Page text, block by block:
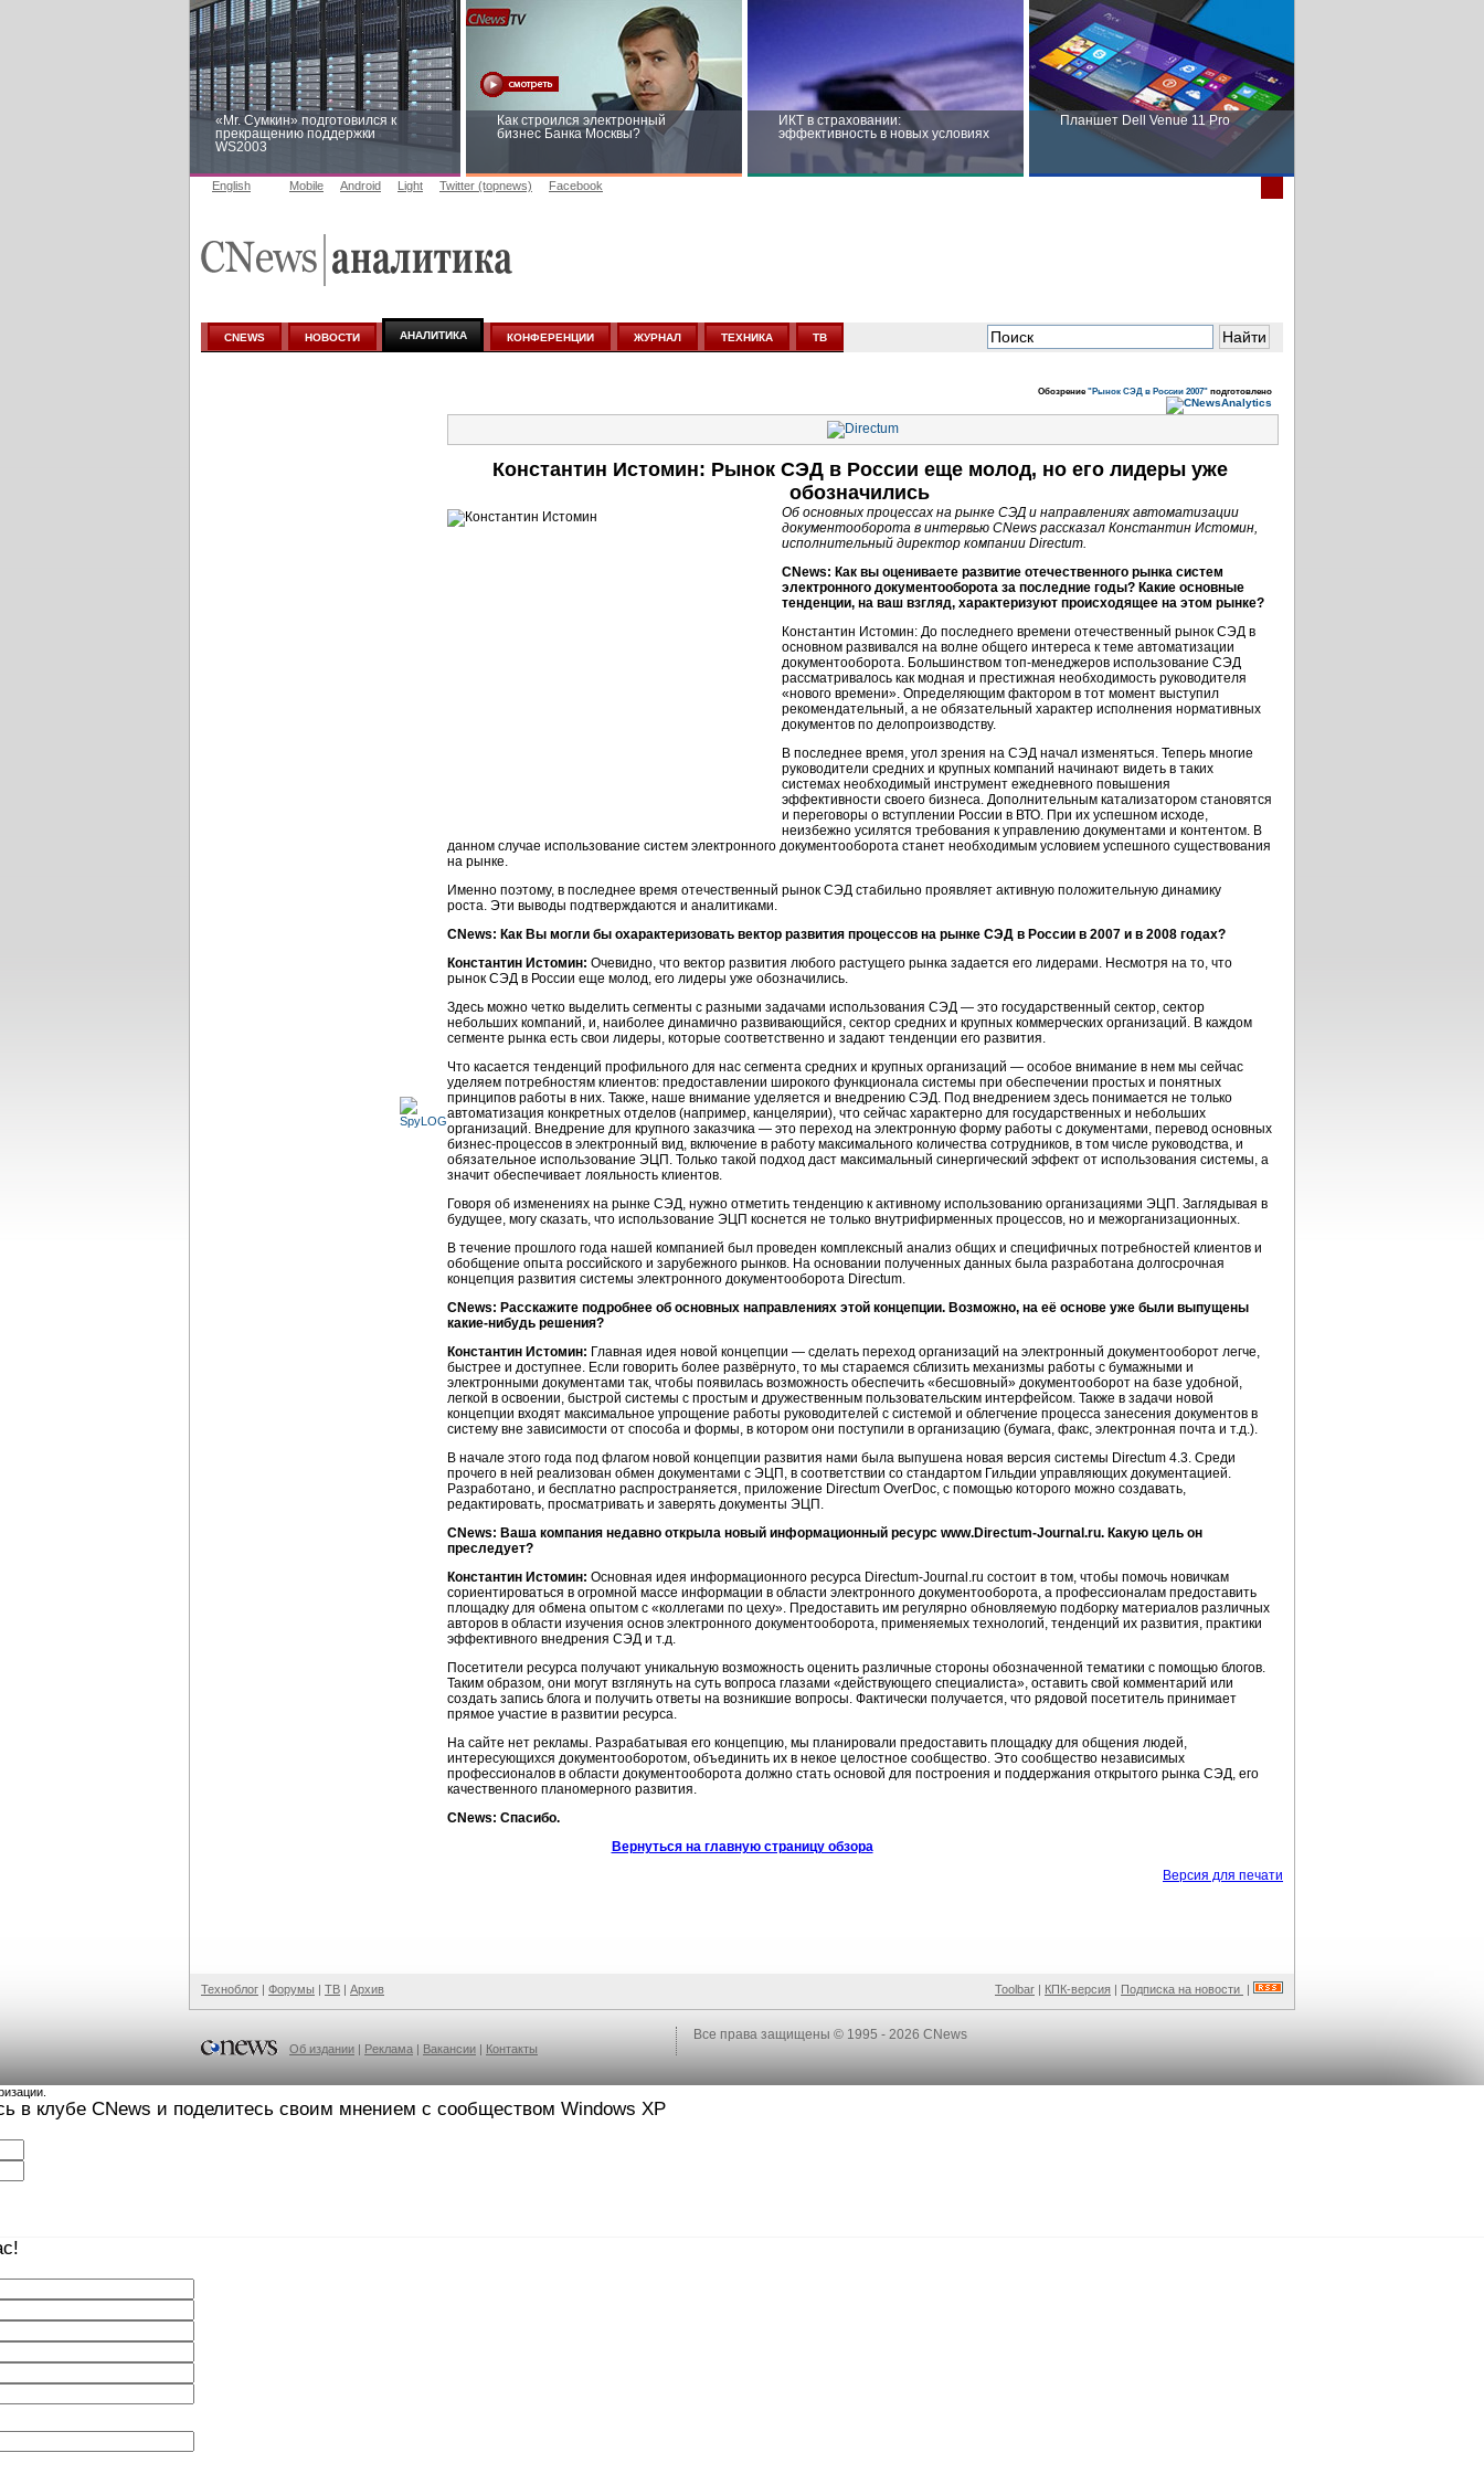
«Mr. Сумкин» подготовился к
прекращению поддержки
WS2003
Как строился электронный
бизнес Банка Москвы?
ИКТ в страховании:
эффективность в новых условиях
Планшет Dell Venue 11 Pro
аналитике
новых условиях
English Mobile Android Light Twitter (topnews) Facebook
CNEWS НОВОСТИ АНАЛИТИКА КОНФЕРЕНЦИИ ЖУРНАЛ ТЕХНИКА ТВ
Обозрение"Рынок СЭД в России 2007" подготовлено
Константин Истомин: Рынок СЭД в России еще молод, но его лидеры уже
обозначились
Об основных процессах на рынке СЭД и направлениях автоматизации
документооборота в интервью CNews рассказал Константин Истомин,
исполнительный директор компании Directum.
CNews: Как вы оцениваете развитие отечественного рынка систем
электронного документооборота за последние годы? Какие основные
тенденции, на ваш взгляд, характеризуют происходящее на этом рынке?
Константин Истомин: До последнего времени отечественный рынок СЭД в
основном развивался на волне общего интереса к теме автоматизации
документооборота. Большинством топ-менеджеров использование СЭД
рассматривалось как модная и престижная необходимость руководителя
«нового времени». Определяющим фактором в тот момент выступил
рекомендательный, а не обязательный характер исполнения нормативных
документов по делопроизводству.
В последнее время, угол зрения на СЭД начал изменяться. Теперь многие
руководители средних и крупных компаний начинают видеть в таких
системах необходимый инструмент ежедневного повышения
эффективности своего бизнеса. Дополнительным катализатором становятся
и переговоры о вступлении России в ВТО. При их успешном исходе,
неизбежно усилятся требования к управлению документами и контентом. В
данном случае использование систем электронного документооборота станет необходимым условием успешного существования
на рынке.
Именно поэтому, в последнее время отечественный рынок СЭД стабильно проявляет активную положительную динамику
роста. Эти выводы подтверждаются и аналитиками.
CNews: Как Вы могли бы охарактеризовать вектор развития процессов на рынке СЭД в России в 2007 и в 2008 годах?
Константин Истомин: Очевидно, что вектор развития любого растущего рынка задается его лидерами. Несмотря на то, что
рынок СЭД в России еще молод, его лидеры уже обозначились.
Здесь можно четко выделить сегменты с разными задачами использования СЭД — это государственный сектор, сектор
небольших компаний, и, наиболее динамично развивающийся, сектор средних и крупных коммерческих организаций. В каждом
сегменте рынка есть свои лидеры, которые соответственно и задают тенденции его развития.
Что касается тенденций профильного для нас сегмента средних и крупных организаций — особое внимание в нем мы сейчас
уделяем потребностям клиентов: предоставлении широкого функционала системы при обеспечении простых и понятных
принципов работы в них. Также, наше внимание уделяется и внедрению СЭД. Под внедрением здесь понимается не только
автоматизация конкретных отделов (например, канцелярии), что сейчас характерно для государственных и небольших
организаций. Внедрение для крупного заказчика — это переход на электронную форму работы с документами, перевод основных
бизнес-процессов в электронный вид, включение в работу максимального количества сотрудников, в том числе руководства, и
обязательное использование ЭЦП. Только такой подход даст максимальный синергический эффект от использования системы, а
значит обеспечивает лояльность клиентов.
Говоря об изменениях на рынке СЭД, нужно отметить тенденцию к активному использованию организациями ЭЦП. Заглядывая в
будущее, могу сказать, что использование ЭЦП коснется не только внутрифирменных процессов, но и межорганизационных.
В течение прошлого года нашей компанией был проведен комплексный анализ общих и специфичных потребностей клиентов и
обобщение опыта российского и зарубежного рынков. На основании полученных данных была разработана долгосрочная
концепция развития системы электронного документооборота Directum.
CNews: Расскажите подробнее об основных направлениях этой концепции. Возможно, на её основе уже были выпущены
какие-нибудь решения?
Константин Истомин: Главная идея новой концепции — сделать переход организаций на электронный документооборот легче,
быстрее и доступнее. Если говорить более развёрнуто, то мы стараемся сблизить механизмы работы с бумажными и
электронными документами так, чтобы появилась возможность обеспечить «бесшовный» документооборот на базе удобной,
легкой в освоении, быстрой системы с простым и дружественным пользовательским интерфейсом. Также в задачи новой
концепции входят максимальное упрощение работы руководителей с системой и облегчение процесса занесения документов в
систему вне зависимости от способа и формы, в котором они поступили в организацию (бумага, факс, электронная почта и т.д.).
В начале этого года под флагом новой концепции развития нами была выпушена новая версия системы Directum 4.3. Среди
прочего в ней реализован обмен документами с ЭЦП, в соответствии со стандартом Гильдии управляющих документацией.
Разработано, и бесплатно распространяется, приложение Directum OverDoc, с помощью которого можно создавать,
редактировать, просматривать и заверять документы ЭЦП.
CNews: Ваша компания недавно открыла новый информационный ресурс www.Directum-Journal.ru. Какую цель он
преследует?
Константин Истомин: Основная идея информационного ресурса Directum-Journal.ru состоит в том, чтобы помочь новичкам
сориентироваться в огромной массе информации в области электронного документооборота, а профессионалам предоставить
площадку для обмена опытом с «коллегами по цеху». Предоставить им регулярно обновляемую подборку материалов различных
авторов в области изучения основ электронного документооборота, применяемых технологий, тенденций их развития, практики
эффективного внедрения СЭД и т.д.
Посетители ресурса получают уникальную возможность оценить различные стороны обозначенной тематики с помощью блогов.
Таким образом, они могут взглянуть на суть вопроса глазами «действующего специалиста», оставить свой комментарий или
создать запись блога и получить ответы на возникшие вопросы. Фактически получается, что рядовой посетитель принимает
прямое участие в развитии ресурса.
На сайте нет рекламы. Разрабатывая его концепцию, мы планировали предоставить площадку для общения людей,
интересующихся документооборотом, объединить их в некое целостное сообщество. Это сообщество независимых
профессионалов в области документооборота должно стать основой для построения и поддержания открытого рынка СЭД, его
качественного планомерного развития.
CNews: Спасибо.
Вернуться на главную страницу обзора
Версия для печати
Техноблог | Форумы | ТВ | Архив Toolbar | КПК-версия | Подписка на новости |
Об издании | Реклама | Вакансии | Контакты
Все права защищены © 1995 - 2026 CNews
в клубе CNews и поделитесь своим мнением с сообществом Windows XP